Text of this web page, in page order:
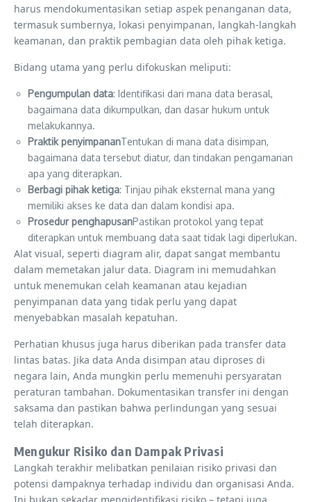
harus mendokumentasikan setiap aspek penanganan data,
termasuk sumbernya, lokasi penyimpanan, langkah-langkah
keamanan, dan praktik pembagian data oleh pihak ketiga.
Bidang utama yang perlu difokuskan meliputi:
Pengumpulan data: Identifikasi dari mana data berasal,
bagaimana data dikumpulkan, dan dasar hukum untuk
melakukannya.
Praktik penyimpananTentukan di mana data disimpan,
bagaimana data tersebut diatur, dan tindakan pengamanan
apa yang diterapkan.
Berbagi pihak ketiga: Tinjau pihak eksternal mana yang
memiliki akses ke data dan dalam kondisi apa.
Prosedur penghapusanPastikan protokol yang tepat
diterapkan untuk membuang data saat tidak lagi diperlukan.
Alat visual, seperti diagram alir, dapat sangat membantu
dalam memetakan jalur data. Diagram ini memudahkan
untuk menemukan celah keamanan atau kejadian
penyimpanan data yang tidak perlu yang dapat
menyebabkan masalah kepatuhan.
Perhatian khusus juga harus diberikan pada transfer data
lintas batas. Jika data Anda disimpan atau diproses di
negara lain, Anda mungkin perlu memenuhi persyaratan
peraturan tambahan. Dokumentasikan transfer ini dengan
saksama dan pastikan bahwa perlindungan yang sesuai
telah diterapkan.
Mengukur Risiko dan Dampak Privasi
Langkah terakhir melibatkan penilaian risiko privasi dan
potensi dampaknya terhadap individu dan organisasi Anda.